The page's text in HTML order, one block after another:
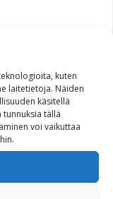
kuten
laitetietoja. Näiden
käsitellä
tällä
voi vaikuttaa